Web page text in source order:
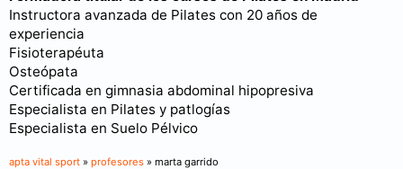
Instructora avanzada de Pilates con 20 años de
experiencia
Fisioterapéuta
Osteópata
Certificada en gimnasia abdominal hipopresiva
Especialista en Pilates y patlogías
Especialista en Suelo Pélvico
apta vital sport » profesores » marta garrido